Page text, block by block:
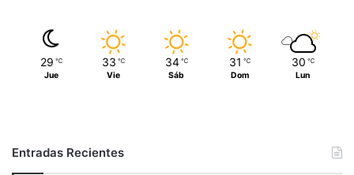
29 ℃
Jue
33 ℃
Vie
34 ℃
Sáb
31 ℃
Dom
30 ℃
Lun
Entradas Recientes